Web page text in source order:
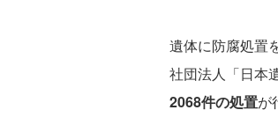
遺体に防腐処置
社団法人「日本
2068件の処置が